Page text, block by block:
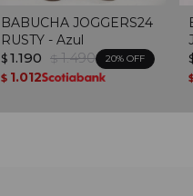
BABUCHA JOGGERS24
RUSTY - Azul
$ 1.190 $ 1.490 20
$ 1.012